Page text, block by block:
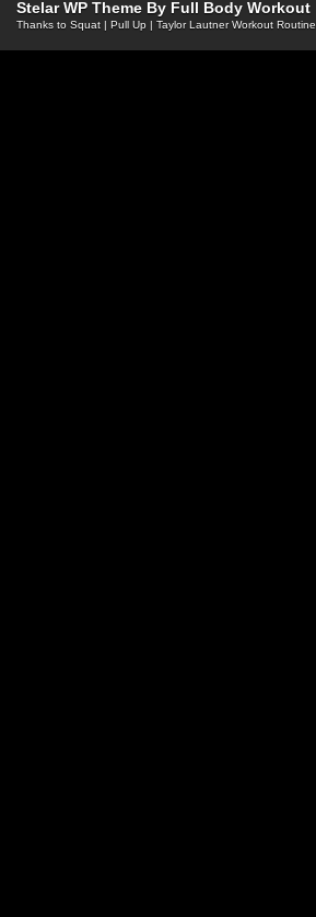
Stelar WP Theme By Full Body Workout
Thanks to Squat | Pull Up | Taylor Lautner Workout Routine